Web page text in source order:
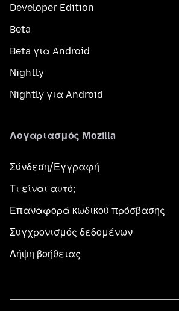
Developer Edition
Beta
Beta για Android
Nightly
Nightly για Android
Λογαριασμός Mozilla
Σύνδεση/Εγγραφή
Τι είναι αυτό;
Επαναφορά κωδικού πρόσβασης
Συγχρονισμός δεδομένων
Λήψη βοήθειας